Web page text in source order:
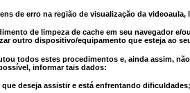
de erro na região de visualização da
de limpeza de cache em seu navegador e/
outro dispositivo/equipamento que esteja ao
todos estes procedimentos e, ainda assim,
informar tais dados:
deseja assistir e está enfrentando dificuldades;